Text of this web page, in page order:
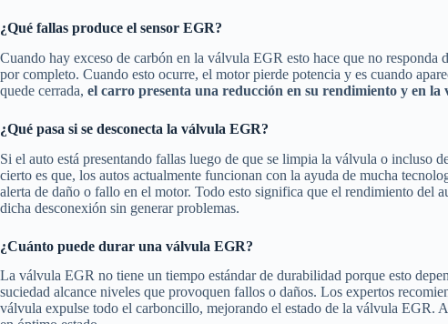
¿Qué fallas produce el sensor EGR?
Cuando hay exceso de carbón en la válvula EGR esto hace que no
por completo. Cuando esto ocurre, el motor pierde potencia y es cuando
quede cerrada, el carro presenta una reducción en su rendimiento y en la
¿Qué pasa si se desconecta la válvula EGR?
Si el auto está presentando fallas luego de que se limpia la válvula o incluso
cierto es que, los autos actualmente funcionan con la ayuda de mucha
alerta de daño o fallo en el motor. Todo esto significa que el rendimiento del
dicha desconexión sin generar problemas.
¿Cuánto puede durar una válvula EGR?
La válvula EGR no tiene un tiempo estándar de durabilidad porque esto
suciedad alcance niveles que provoquen fallos o daños. Los expertos
válvula expulse todo el carboncillo, mejorando el estado de la válvula EGR.